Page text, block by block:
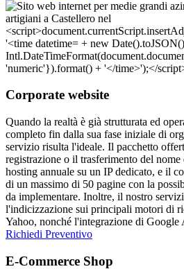
Corporate website
Quando la realtà è già strutturata ed
completo fin dalla sua fase iniziale di
servizio risulta l'ideale. Il pacchetto
registrazione o il trasferimento del
hosting annuale su un IP dedicato, e il
di un massimo di 50 pagine con la
da implementare. Inoltre, il nostro
l'indicizzazione sui principali motori di
Yahoo, nonché l'integrazione di Google
Richiedi Preventivo
E-Commerce Shop